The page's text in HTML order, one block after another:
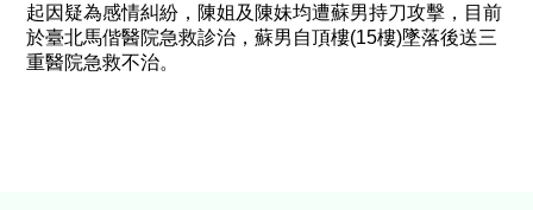
起因疑為感情糾紛，陳姐及陳妹均遭蘇男持刀攻擊，目前
於臺北馬偕醫院急救診治，蘇男自頂樓(15樓)墜落後送三
重醫院急救不治。